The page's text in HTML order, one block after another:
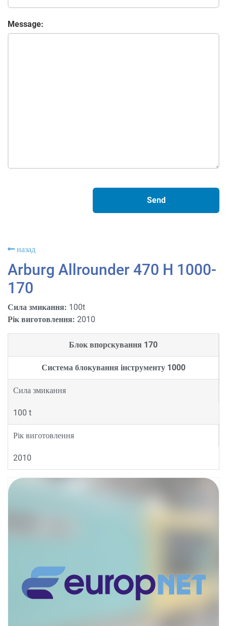
Message:
назад
Arburg Allrounder 470 H 1000-
170
Сила змикання: 100t
Рік виготовлення: 2010
Блок впорскування 170
Система блокування інструменту 1000
Сила змикання
100 t
Рік виготовлення
2010